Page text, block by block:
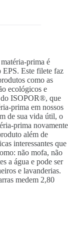
prima é
EPS. Este filete faz
como as
ecológicos e
do ISOPOR®, que
prima em nossos
de sua vida útil, o
prima novamente
além de
interessantes que
não mofa, não
a água e pode ser
e lavanderias.
medem 2,80